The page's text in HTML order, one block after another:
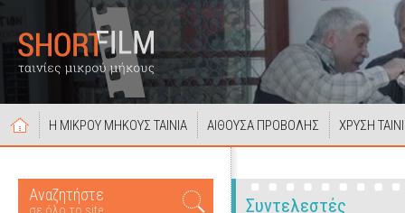
Η ΜΙΚΡΟΥ ΜΗΚΟΥΣ ΤΑΙΝΙΑ ΑΙΘΟΥΣΑ ΠΡΟΒΟΛΗΣ ΧΡΥΣΗ
Αναζητήστε
Συντελεστές